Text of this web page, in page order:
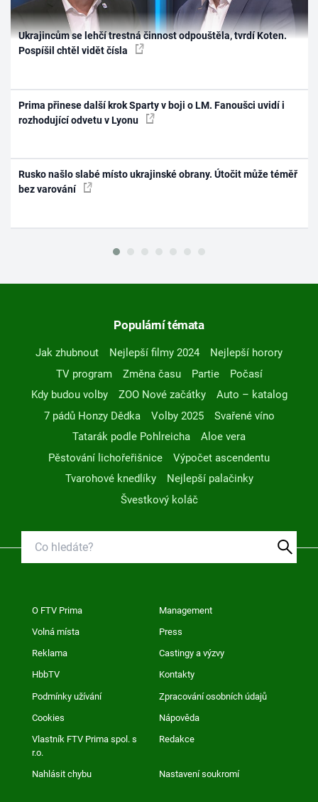
Ukrajincům se lehčí trestná činnost odpouštěla, tvrdí Koten.
Pospíšil chtěl vidět čísla
Prima přinese další krok Sparty v boji o LM. Fanoušci uvidí i
rozhodující odvetu v Lyonu
Rusko našlo slabé místo ukrajinské obrany. Útočit může téměř
bez varování
Populární témata
Jak zhubnout Nejlepší filmy 2024
Nejlepší horory
TV program
Změna času Partie
Počasí
Kdy budou volby
ZOO Nové začátky
Auto – katalog
7 pádů Honzy Dědka
Volby 2025
Svařené víno
Tatarák podle Pohlreicha
Aloe vera
Pěstování lichořeřišnice
Výpočet ascendentu
Tvarohové knedlíky
Nejlepší palačinky
Švestkový koláč
O FTV Prima Management
Volná místa Press
Reklama Castingy a výzvy
HbbTV Kontakty
Podmínky užívání Zpracování osobních údajů
Cookies Nápověda
Vlastník FTV Prima spol. s
r.o.
Redakce
Nahlásit chybu Nastavení soukromí